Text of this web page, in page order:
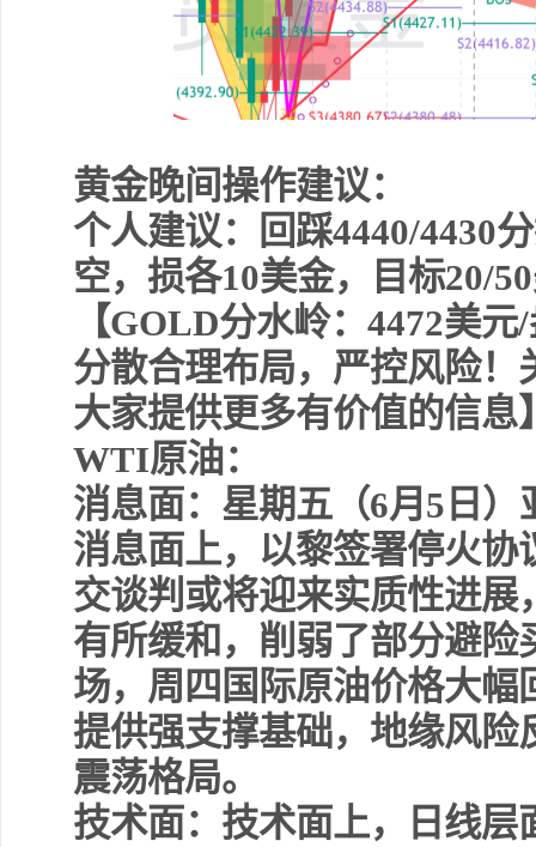
黄金晚间操作建议：
个人建议：回踩4440/4430
空，损各10美金，目标20/
【GOLD分水岭：4472美
分散合理布局，严控风险
大家提供更多有价值的信息
WTI原油：
消息面：星期五（6月5日
消息面上，以黎签署停火
交谈判或将迎来实质性进
有所缓和，削弱了部分避
场，周四国际原油价格大
提供强支撑基础，地缘风
震荡格局。
技术面：技术面上，日线